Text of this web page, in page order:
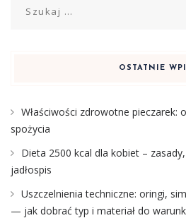
OSTATNIE
Właściwości zdrowotne pieczarek:
spożycia
Dieta 2500 kcal dla kobiet –
jadłospis
Uszczelnienia techniczne: oringi,
— jak dobrać typ i materiał do